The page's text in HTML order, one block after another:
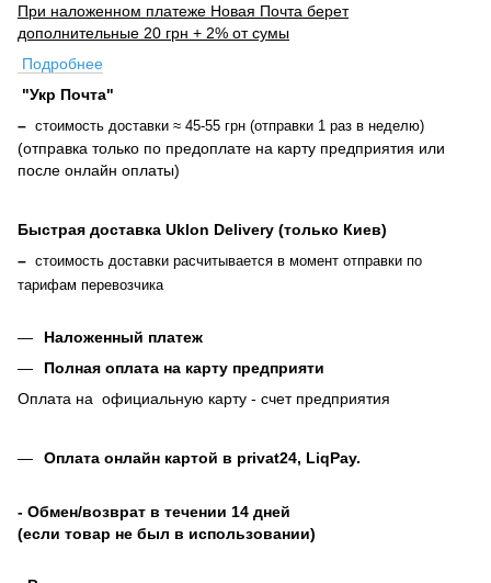
При наложенном платеже Новая Почта берет
дополнительные 20 грн + 2% от сумы
Подробнее
"Укр Почта"
– стоимость доставки ≈ 45-55 грн (отправки 1 раз в неделю)
(отправка только по предоплате на карту предприятия или
после онлайн оплаты)
Быстрая доставка Uklon Delivery (только Киев)
– стоимость доставки расчитывается в момент отправки по
тарифам перевозчика
Наложенный платеж
Полная оплата на карту предприяти
Оплата на официальную карту - счет предприятия
Оплата онлайн картой в privat24, LiqPay.
- Обмен/возврат в течении 14 дней
(если товар не был в использовании)